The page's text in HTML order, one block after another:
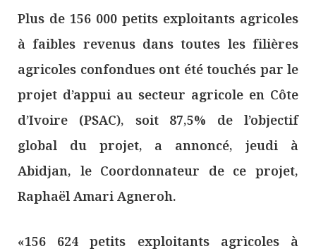
Plus de 156 000 petits exploitants agricoles
à faibles revenus dans toutes les filières
agricoles confondues ont été touchés par le
projet d’appui au secteur agricole en Côte
d’Ivoire (PSAC), soit 87,5% de l’objectif
global du projet, a annoncé, jeudi à
Abidjan, le Coordonnateur de ce projet,
Raphaël Amari Agneroh.
«156 624 petits exploitants agricoles à